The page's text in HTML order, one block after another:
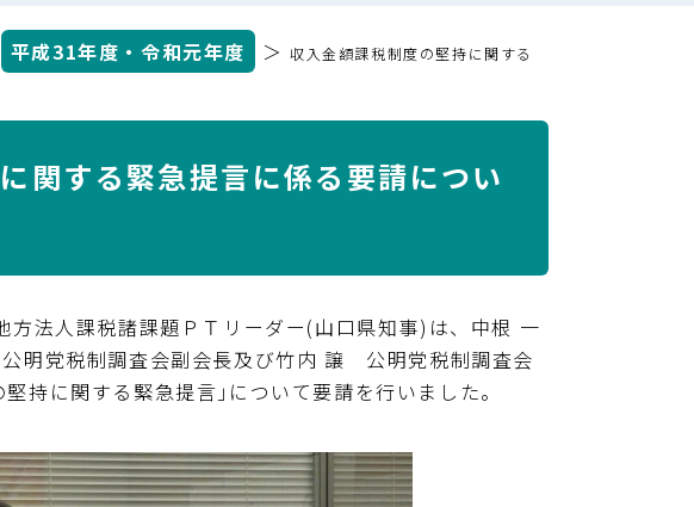
平成31年度・令和元年度 ＞ 収入金額課税制度の堅持に関する
関する緊急提言に係る要請につい
法人課税諸課題ＰＴリーダー(山口県知事)は、中根 一
党税制調査会副会長及び竹内 譲 公明党税制調査会
持に関する緊急提言｣について要請を行いました。